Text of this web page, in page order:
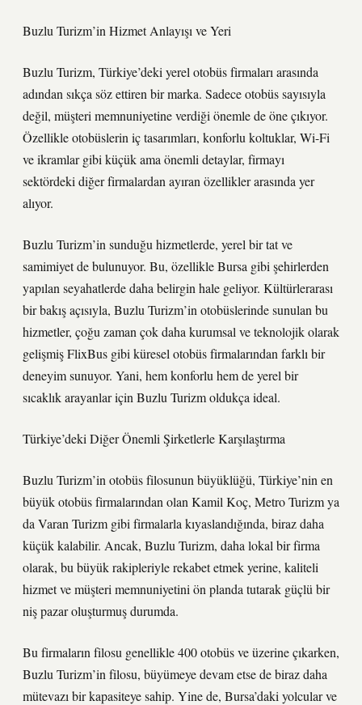
Buzlu Turizm’in Hizmet Anlayışı ve Yeri
Buzlu Turizm, Türkiye’deki yerel otobüs firmaları arasında
adından sıkça söz ettiren bir marka. Sadece otobüs sayısıyla
değil, müşteri memnuniyetine verdiği önemle de öne çıkıyor.
Özellikle otobüslerin iç tasarımları, konforlu koltuklar, Wi-Fi
ve ikramlar gibi küçük ama önemli detaylar, firmayı
sektördeki diğer firmalardan ayıran özellikler arasında yer
alıyor.
Buzlu Turizm’in sunduğu hizmetlerde, yerel bir tat ve
samimiyet de bulunuyor. Bu, özellikle Bursa gibi şehirlerden
yapılan seyahatlerde daha belirgin hale geliyor. Kültürlerarası
bir bakış açısıyla, Buzlu Turizm’in otobüslerinde sunulan bu
hizmetler, çoğu zaman çok daha kurumsal ve teknolojik olarak
gelişmiş FlixBus gibi küresel otobüs firmalarından farklı bir
deneyim sunuyor. Yani, hem konforlu hem de yerel bir
sıcaklık arayanlar için Buzlu Turizm oldukça ideal.
Türkiye’deki Diğer Önemli Şirketlerle Karşılaştırma
Buzlu Turizm’in otobüs filosunun büyüklüğü, Türkiye’nin en
büyük otobüs firmalarından olan Kamil Koç, Metro Turizm ya
da Varan Turizm gibi firmalarla kıyaslandığında, biraz daha
küçük kalabilir. Ancak, Buzlu Turizm, daha lokal bir firma
olarak, bu büyük rakipleriyle rekabet etmek yerine, kaliteli
hizmet ve müşteri memnuniyetini ön planda tutarak güçlü bir
niş pazar oluşturmuş durumda.
Bu firmaların filosu genellikle 400 otobüs ve üzerine çıkarken,
Buzlu Turizm’in filosu, büyümeye devam etse de biraz daha
mütevazı bir kapasiteye sahip. Yine de, Bursa’daki yolcular ve